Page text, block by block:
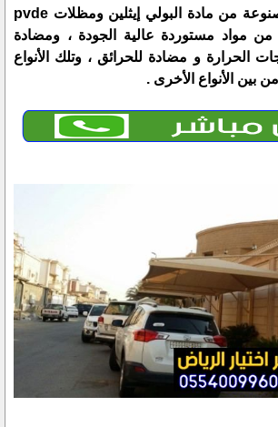
وايضاً المظلات المصنوعة من مادة البولي إيثلين ومظلات pvde
من مواد مستوردة عالية الجودة ، ومضادة
الحرارة و مضادة للحرائق ، وتلك الأنواع
بين الأنواع الأخرى .